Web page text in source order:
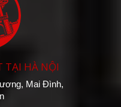
TẠI HÀ NỘI
Mai Đình,